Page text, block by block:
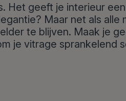
Het geeft je interieur
Maar net als alle
te blijven. Maak je
je vitrage sprankelend